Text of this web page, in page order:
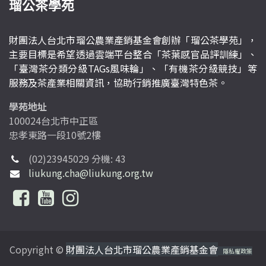
瑠公茶學苑
財團法人台北市瑠公農業產銷基金會創辦「瑠公茶學苑」，
主要目標是希望透過雲端平台整合「茶葉感官品評訓練」、
「臺灣茶分類分級TAGs風味輪」、「有機茶分級競技」等
服務及茶產業相關資訊，協助行銷推廣臺灣特色茶。
學苑地址
100024台北市中正區
忠孝東路一段10號2樓
(02)23945029 分機: 43
liukung.cha@liukung.org.tw
Copyright © 財團法人台北市瑠公農業產銷基金會 隱私權政策